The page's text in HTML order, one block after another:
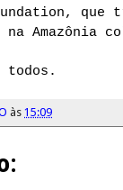
que
Amazônia
todos.
às 15:09